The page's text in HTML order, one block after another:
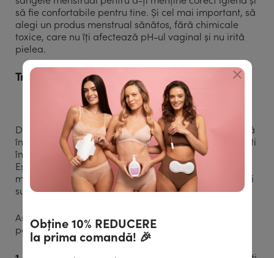
să fie confortabile pentru tine. Și cel mai important, să
alegi un produs menstrual sănătos, fără chimicale
toxice, care nu îți afectează pH-ul vaginal și nu irită
pielea.
Trusă pentru prima menstruație
Dacă ai observat că corpul tău deja îți dă semnale că
în curând îți vei începe ciclul menstrual, te poți pregăti
încă de pe acum cu un kit pentru prima menstruație.
Ești mult mai liniștită și prima ta experiență este mult
mai plăcută când ai la tine tot ce îți trebuie ca să eviți
surprizele neplăcute.
Astfel că încă din pubertate, poți avea cu tine o trusă
pentru prima menstruație în care să incluzi:
Obține 10% REDUCERE
la prima comandă! 🎉